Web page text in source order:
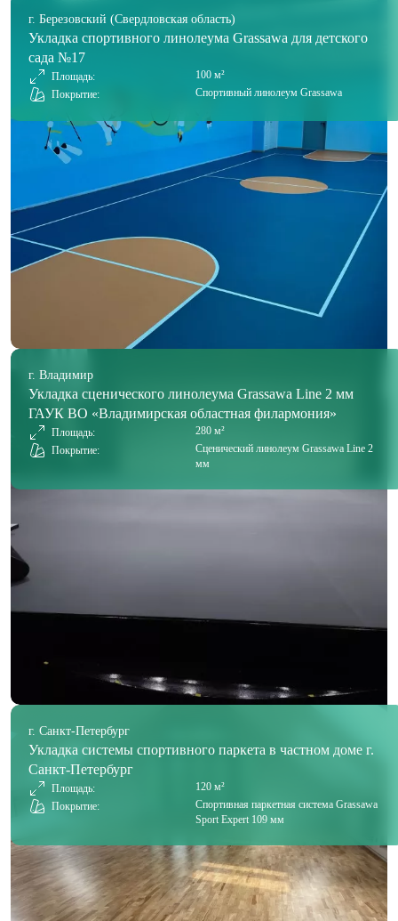
г. Березовский (Свердловская область)
Укладка спортивного линолеума Grassawa для детского
сада №17
Площадь:
100 м²
Покрытие:
Спортивный линолеум Grassawa
г. Владимир
Укладка сценического линолеума Grassawa Line 2 мм
ГАУК ВО «Владимирская областная филармония»
Площадь:
280 м²
Покрытие:
Сценический линолеум Grassawa Line 2
мм
г. Санкт-Петербург
Укладка системы спортивного паркета в частном доме г.
Санкт-Петербург
Площадь:
120 м²
Покрытие:
Спортивная паркетная система Grassawa
Sport Expert 109 мм